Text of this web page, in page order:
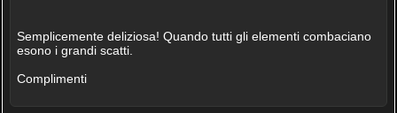
Semplicemente deliziosa! Quando tutti gli elementi combaciano
esono i grandi scatti.
Complimenti